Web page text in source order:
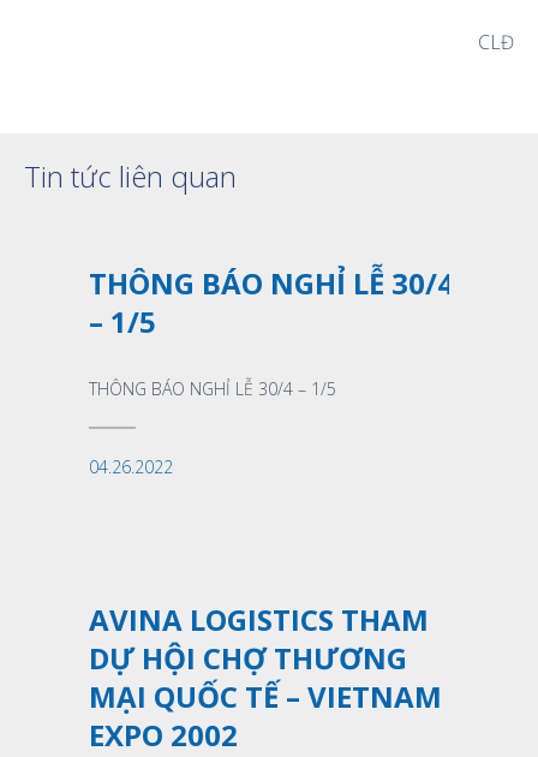
CLĐ
Tin tức liên quan
THÔNG BÁO NGHỈ LỄ 30/4
– 1/5
THÔNG BÁO NGHỈ LỄ 30/4 – 1/5
04.26.2022
AVINA LOGISTICS THAM
DỰ HỘI CHỢ THƯƠNG
MẠI QUỐC TẾ – VIETNAM
EXPO 2002